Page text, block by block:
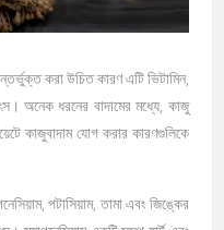
করা উচিত কারণ এটি ভিটামিন,
অনেক ধরনের বাদামের মধ্যে, কাজু
কাজুবাদাম যোগ করার কারণগুলিকে
পটাসিয়াম, তামা এবং জিঙ্কের